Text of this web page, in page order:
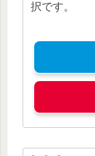
択です。